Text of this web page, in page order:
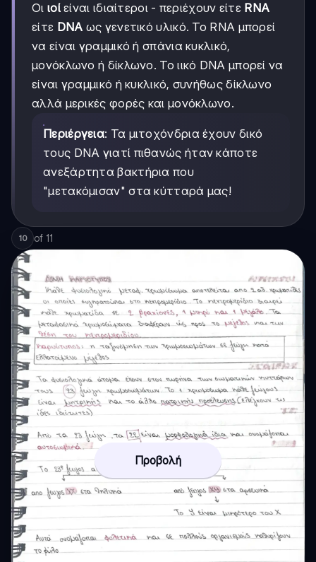
Οι ιοίείναι ιδιαίτεροι - περιέχουν είτε RNA
είτε DNA ως γενετικό υλικό. Το RNA μπορεί
να είναι γραμμικό ή σπάνια κυκλικό,
μονόκλωνο ή δίκλωνο. Το ιικό DNA μπορεί να
είναι γραμμικό ή κυκλικό, συνήθως δίκλωνο
αλλά μερικές φορές και μονόκλωνο.
Περιέργεια: Τα μιτοχόνδρια έχουν δικό
τους DNA γιατί πιθανώς ήταν κάποτε
ανεξάρτητα βακτήρια που
"μετακόμισαν" στα κύτταρά μας!
10 of 11
Προβολή